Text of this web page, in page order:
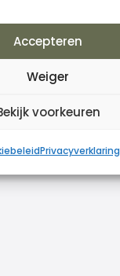
Accepteren
Weiger
voorkeuren
Privacyverklaring